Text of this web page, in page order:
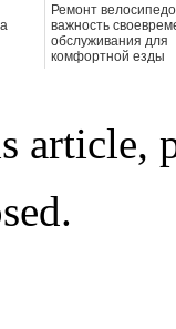
Ремонт
важность
обслуживания для
комфортной езды
article,